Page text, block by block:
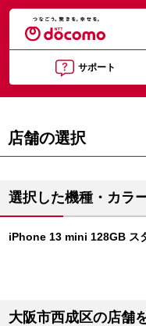
サポート
店舗の選択
選択した機種・カラ
iPhone 13 mini 128GB ス
大阪市西成区の店舗